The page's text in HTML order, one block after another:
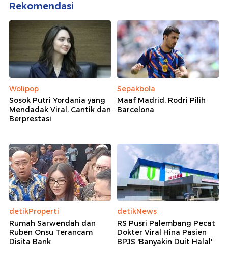
Rekomendasi
Wolipop
Sosok Putri Yordania yang
Mendadak Viral, Cantik dan
Berprestasi
Sepakbola
Maaf Madrid, Rodri Pilih
Barcelona
detikProperti
Rumah Sarwendah dan
Ruben Onsu Terancam
Disita Bank
detikNews
RS Pusri Palembang Pecat
Dokter Viral Hina Pasien
BPJS 'Banyakin Duit Halal'